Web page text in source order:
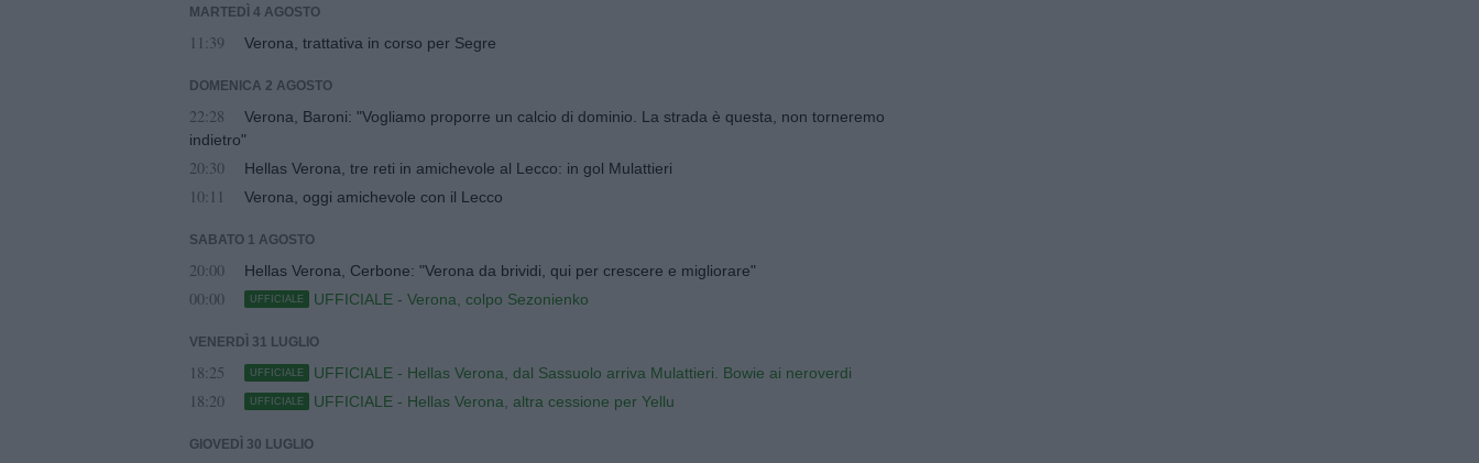
MARTEDÌ 4 AGOSTO
11:39 Verona, trattativa in corso per Segre
DOMENICA 2 AGOSTO
22:28
Verona, Baroni: "Vogliamo proporre un calcio di dominio. La strada è questa, non torneremo
indietro"
20:30 Hellas Verona, tre reti in amichevole al Lecco: in gol Mulattieri
10:11 Verona, oggi amichevole con il Lecco
SABATO 1 AGOSTO
20:00 Hellas Verona, Cerbone: "Verona da brividi, qui per crescere e migliorare"
00:00 UFFICIALE UFFICIALE - Verona, colpo Sezonienko
VENERDÌ 31 LUGLIO
18:25 UFFICIALE UFFICIALE - Hellas Verona, dal Sassuolo arriva Mulattieri. Bowie ai neroverdi
18:20 UFFICIALE UFFICIALE - Hellas Verona, altra cessione per Yellu
GIOVEDÌ 30 LUGLIO